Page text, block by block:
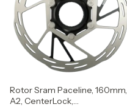
Rotor Sram Paceline, 160mm,
A2, CenterLock,